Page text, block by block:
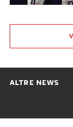
ALTRE NEWS